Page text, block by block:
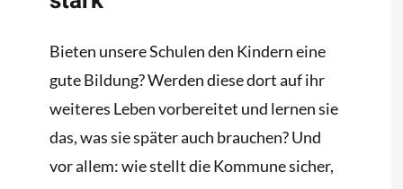
Bieten unsere Schulen den Kindern eine
gute Bildung? Werden diese dort auf ihr
weiteres Leben vorbereitet und lernen sie
das, was sie später auch brauchen? Und
vor allem: wie stellt die Kommune sicher,